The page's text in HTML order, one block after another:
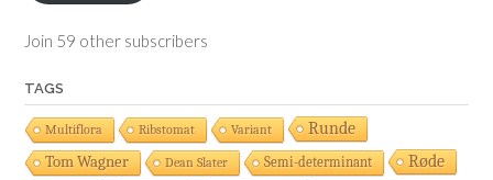
Join 59 other subscribers
TAGS
Multiflora Ribstomat Variant Runde
Tom Wagner Dean Slater Semi-determinant Røde